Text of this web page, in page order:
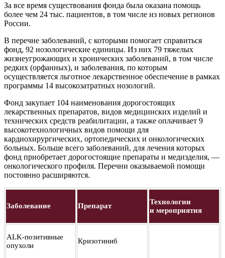
За все время существования фонда была оказана помощь
более чем 24 тыс. пациентов, в том числе из новых регионов
России.
В перечне заболеваний, с которыми помогает справиться
фонд, 92 нозологические единицы. Из них 79 тяжелых
жизнеугрожающих и хронических заболеваний, в том числе
редких (орфанных), и заболевания, по которым
осуществляется льготное лекарственное обеспечение в рамках
программы 14 высокозатратных нозологий.
Фонд закупает 104 наименования дорогостоящих
лекарственных препаратов, видов медицинских изделий и
технических средств реабилитации, а также оплачивает 9
высокотехнологичных видов помощи для
кардиохирургических, ортопедических и онкологических
больных. Больше всего заболеваний, для лечения которых
фонд приобретает дорогостоящие препараты и медизделия, —
онкологического профиля. Перечни оказываемой помощи
постоянно расширяются.
Заболевание Препарат
Технологии
и мероприятия
ALK-позитивные
опухоли
Кризотиниб